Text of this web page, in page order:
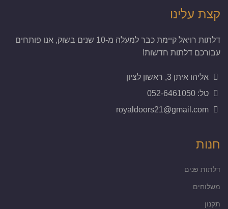
קצת עלינו
דלתות רויאל קיימת כבר למעלה מ-10 שנים בשוק, אנו פותחים
עבורכם דלתות חדשות!
אליהו איתן 3, ראשון לציון
טל: 052-6461050
חנות
דלתות פנים
משלוחים
תקנון